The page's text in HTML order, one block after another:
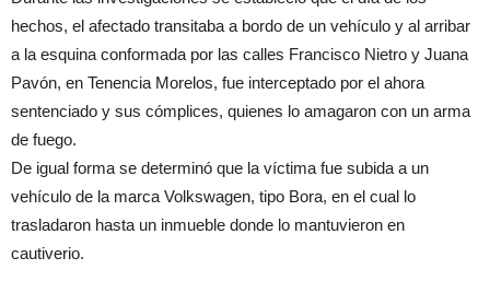
hechos, el afectado transitaba a bordo de un vehículo y al arribar
a la esquina conformada por las calles Francisco Nietro y Juana
Pavón, en Tenencia Morelos, fue interceptado por el ahora
sentenciado y sus cómplices, quienes lo amagaron con un arma
de fuego.
De igual forma se determinó que la víctima fue subida a un
vehículo de la marca Volkswagen, tipo Bora, en el cual lo
trasladaron hasta un inmueble donde lo mantuvieron en
cautiverio.